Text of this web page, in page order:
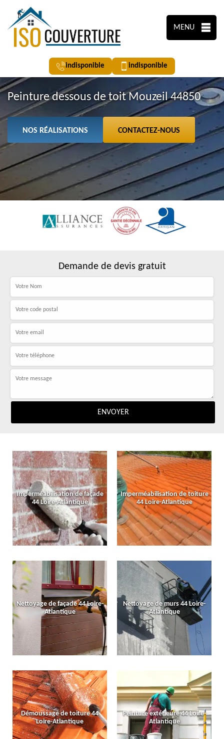
MENU
indisponible indisponible
Peinture dessous de toit Mouzeil 44850
NOS RÉALISATIONS CONTACTEZ-NOUS
Demande de devis gratuit
Imperméabilisation de façade
44 Loire-Atlantique
Imperméabilisation de toiture
44 Loire-Atlantique
Nettoyage de façade 44 Loire-
Atlantique
Nettoyage de murs 44 Loire-
Atlantique
Démoussage de toiture 44
Loire-Atlantique
Peinture extérieure 44 Loire-
Atlantique